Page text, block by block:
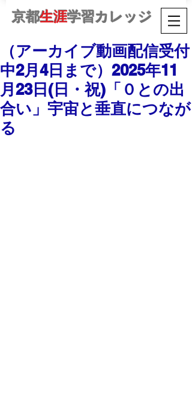
京都生涯学習カレッジ
（アーカイブ動画配信受付
中2月4日まで）2025年11
月23日(日・祝)「０との出
合い」宇宙と垂直につなが
る